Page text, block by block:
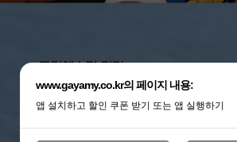
www.gayamy.co.kr의 페이지 내용:
앱 설치하고 할인 쿠폰 받기 또는 앱 실행하기